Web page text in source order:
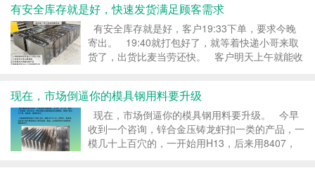
有安全库存就是好，快速发货满足顾客需求
有安全库存就是好，客户19:33下单，要求今晚
寄出。 19:40就打包好了，就等着快递小哥来取
货了，出货比麦当劳还快。 客户明天上午就能收
现在，市场倒逼你的模具钢用料要升级
现在，市场倒逼你的模具钢用料要升级。 今早
收到一个咨询，锌合金压铸龙虾扣一类的产品，一
模几十上百穴的，一开始用H13，后来用8407，